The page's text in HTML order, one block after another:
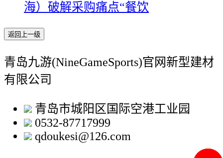
海）破解采购痛点“餐饮
返回上一级
青岛九游(NineGameSports)官网新型建材
有限公司
青岛市城阳区国际空港工业园
0532-87717999
qdoukesi@126.com